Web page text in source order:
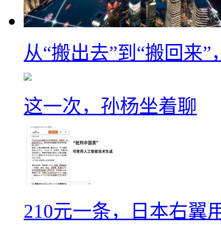
从“搬出去”到“搬回来
这一次，孙杨坐着聊
210元一条，日本右翼